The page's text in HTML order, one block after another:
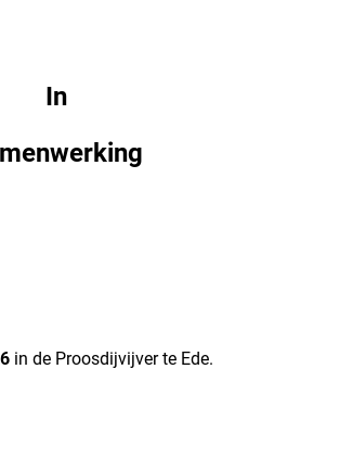
In
in de Proosdijvijver te Ede.